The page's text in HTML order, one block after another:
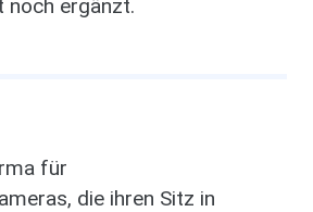
ergänzt.
für
die ihren Sitz in